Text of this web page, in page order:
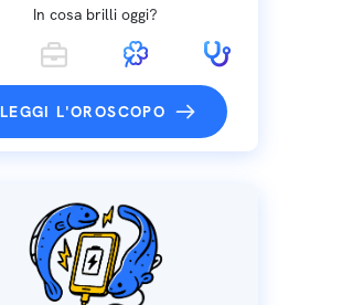
In cosa brilli oggi?
LEGGI L'OROSCOPO